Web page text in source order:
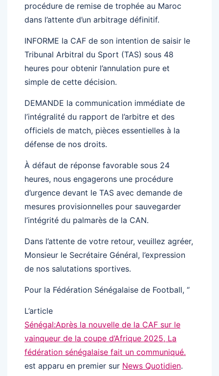
procédure de remise de trophée au Maroc
dans l’attente d’un arbitrage définitif.
INFORME la CAF de son intention de saisir le
Tribunal Arbitral du Sport (TAS) sous 48
heures pour obtenir l’annulation pure et
simple de cette décision.
DEMANDE la communication immédiate de
l’intégralité du rapport de l’arbitre et des
officiels de match, pièces essentielles à la
défense de nos droits.
À défaut de réponse favorable sous 24
heures, nous engagerons une procédure
d’urgence devant le TAS avec demande de
mesures provisionnelles pour sauvegarder
l’intégrité du palmarès de la CAN.
Dans l’attente de votre retour, veuillez agréer,
Monsieur le Secrétaire Général, l’expression
de nos salutations sportives.
Pour la Fédération Sénégalaise de Football, “
L’article
Sénégal:Après la nouvelle de la CAF sur le
vainqueur de la coupe d’Afrique 2025, La
fédération sénégalaise fait un communiqué.
est apparu en premier sur News Quotidien.